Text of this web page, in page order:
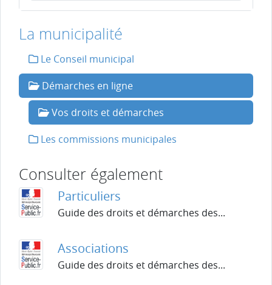
La municipalité
Le Conseil municipal
Démarches en ligne
Vos droits et démarches
Les commissions municipales
Consulter également
Particuliers
Guide des droits et démarches des...
Associations
Guide des droits et démarches des...